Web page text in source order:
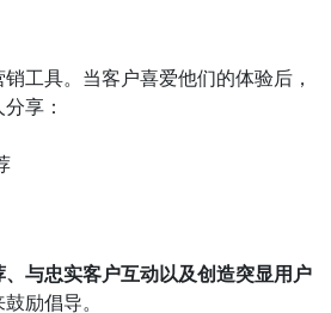
工具。当客户喜爱他们的体验后，
享：
、与忠实客户互动以及创造突显用户
励倡导。